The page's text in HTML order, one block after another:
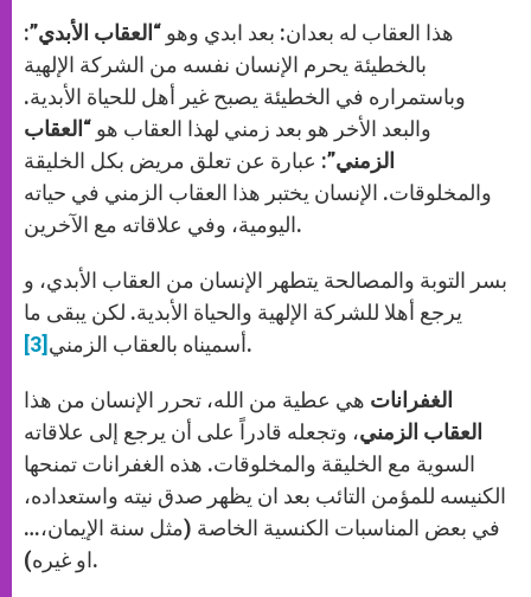
هذا العقاب له بعدان: بعد ابدي وهو “ العقاب الأبدي”:
بالخطيئة يحرم الإنسان نفسه من الشركة الإلهية
وباستمراره في الخطيئة يصبح غير أهل للحياة الأبدية.
والبعد الأخر هو بعد زمني لهذا العقاب هو “العقاب
الزمني”: عبارة عن تعلق مريض بكل الخليقة
والمخلوقات. الإنسان يختبر هذا العقاب الزمني في حياته
اليومية، وفي علاقاته مع الآخرين.
بسر التوبة والمصالحة يتطهر الإنسان من العقاب الأبدي، و
يرجع أهلا للشركة الإلهية والحياة الأبدية. لكن يبقى ما
أسميناه بالعقاب الزمني [3] .
الغفرانات هي عطية من الله، تحرر الإنسان من هذا
العقاب الزمني، وتجعله قادراً على أن يرجع إلى علاقاته
السوية مع الخليقة والمخلوقات. هذه الغفرانات تمنحها
الكنيسه للمؤمن التائب بعد ان يظهر صدق نيته واستعداده،
في بعض المناسبات الكنسية الخاصة (مثل سنة الإيمان،…
او غيره).